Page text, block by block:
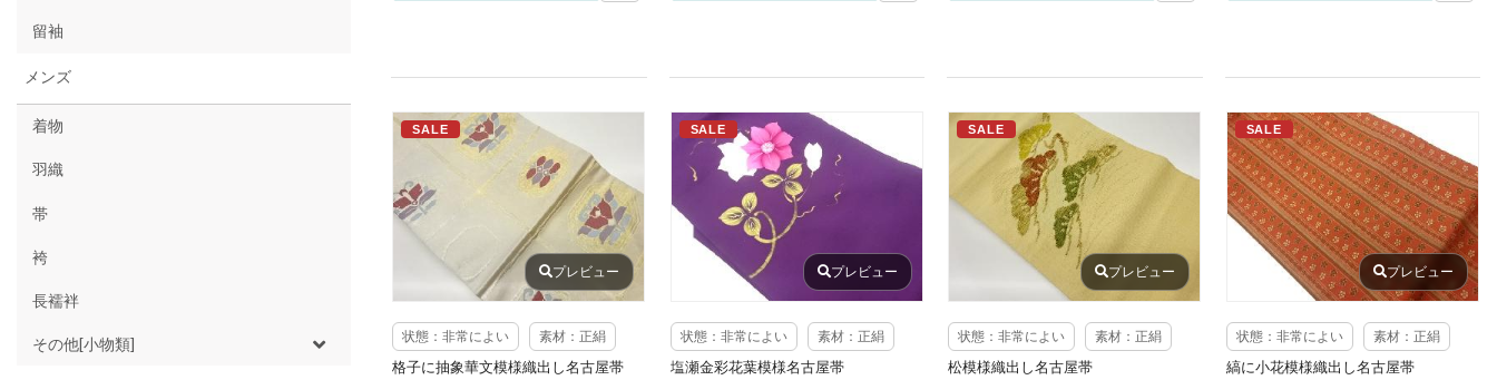
留袖
メンズ
着物
羽織
帯
袴
長襦袢
その他[小物類]
SALE
プレビュー
状態：非常によい 素材：正絹
格子に抽象華文模様織出し名古屋帯
SALE
プレビュー
状態：非常によい 素材：正絹
塩瀬金彩花葉模様名古屋帯
SALE
プレビュー
状態：非常によい 素材：正絹
松模様織出し名古屋帯
SALE
プレビュー
状態：非常によい 素材：正絹
縞に小花模様織出し名古屋帯